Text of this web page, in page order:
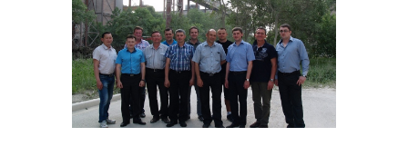
контакты отдела закупок